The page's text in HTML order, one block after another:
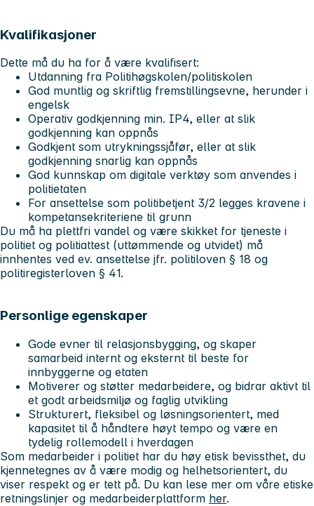
Kvalifikasjoner
Dette må du ha for å være kvalifisert:
Utdanning fra Politihøgskolen/politiskolen
God muntlig og skriftlig fremstillingsevne, herunder i
engelsk
Operativ godkjenning min. IP4, eller at slik
godkjenning kan oppnås
Godkjent som utrykningssjåfør, eller at slik
godkjenning snarlig kan oppnås
God kunnskap om digitale verktøy som anvendes i
politietaten
For ansettelse som politibetjent 3/2 legges kravene i
kompetansekriteriene til grunn
Du må ha plettfri vandel og være skikket for tjeneste i
politiet og politiattest (uttømmende og utvidet) må
innhentes ved ev. ansettelse jfr. politiloven § 18 og
politiregisterloven § 41.
Personlige egenskaper
Gode evner til relasjonsbygging, og skaper
samarbeid internt og eksternt til beste for
innbyggerne og etaten
Motiverer og støtter medarbeidere, og bidrar aktivt til
et godt arbeidsmiljø og faglig utvikling
Strukturert, fleksibel og løsningsorientert, med
kapasitet til å håndtere høyt tempo og være en
tydelig rollemodell i hverdagen
Som medarbeider i politiet har du høy etisk bevissthet, du
kjennetegnes av å være modig og helhetsorientert, du
viser respekt og er tett på. Du kan lese mer om våre etiske
retningslinjer og medarbeiderplattform her.